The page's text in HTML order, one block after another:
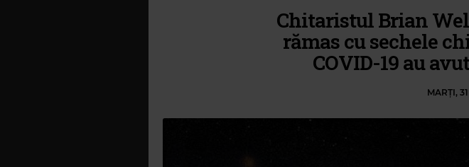
Chitaristul Brian
rămas cu sechele
COVID-19 au
MARȚI,